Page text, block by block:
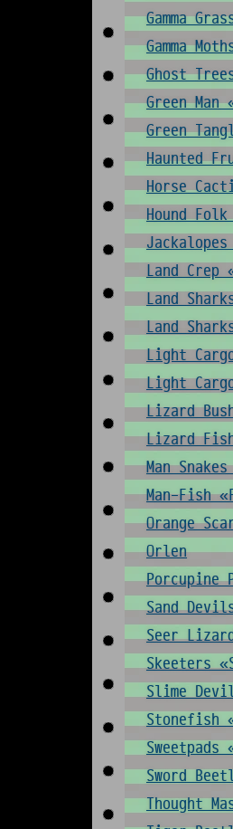
Gamma
Gamma
Ghost
Green Man
Green
Haunted
Horse
Hound
Jackalopes
Land Crep
Land
Land
Light
Light
Lizard
Lizard
Man
Man-Fish
Orange
Orlen
Porcupine
Sand
Seer
Skeeters
Slime
Stonefish
Sweetpads
Sword
Thought